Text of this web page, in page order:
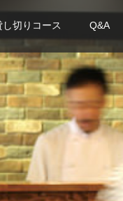
切りコース Q&A